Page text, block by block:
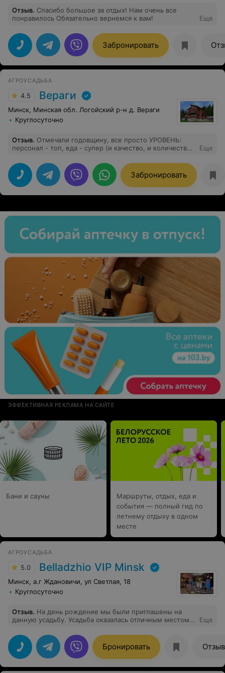
Отзыв. Спасибо большое за отдых! Нам очень все
понравилось Обязательно вернемся к вам!
Еще
Забронировать
АГРОУСАДЬБА
4.5 Вераги
Минск, Минская обл. Логойский р-н д. Вераги
Круглосуточно
Отзыв. Отмечали годовщину, все просто УРОВЕНЬ:
персонал - топ, еда - супер (и качество, и количество),
целом - класс!!! Спасибо за прекрасное
времяпрепровождение!!! Гости просто в восторге!!!
Еще
Забронировать
ЭФФЕКТИВНАЯ РЕКЛАМА НА САЙТЕ
Бани и сауны
Маршруты, отдых, еда и
события — полный гид по
летнему отдыху в одном
месте
АГРОУСАДЬБА
5.0 Belladzhio VIP Minsk
Минск, а.г Ждановичи, ул Светлая, 18
Круглосуточно
Отзыв. На день рождение мы были приглашены на
данную усадьбу. Усадьба оказалась отличным местом,
заботливое отношение к каждому гостю. Персонал
усадьбы проявил себя с лучшей стороны - был
вежливый, весёлый и внимателный. Зал, в котором
проходили торжество, был здорово украшен, еда была
10/10. Время пролетело незаметно. Рекомендую для
Еще
Бронировать